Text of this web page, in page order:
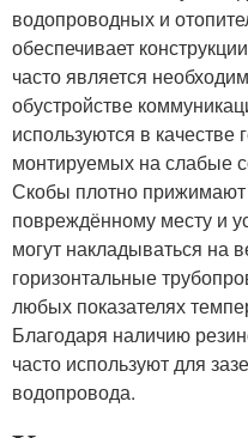
водопроводных и
обеспечивает
часто является
обустройстве
используются в качестве
монтируемых на слабые
Скобы плотно прижимают
повреждённому месту и
могут накладываться на
горизонтальные
любых показателях
Благодаря наличию
часто используют для
водопровода.